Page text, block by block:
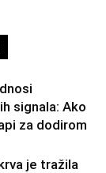
signala: Ako
za dodirom
je tražila